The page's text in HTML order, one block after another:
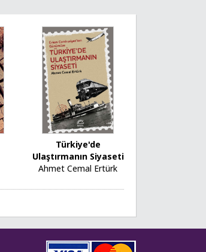
Türkiye'de
Ulaştırmanın Siyaseti
Ahmet Cemal Ertürk